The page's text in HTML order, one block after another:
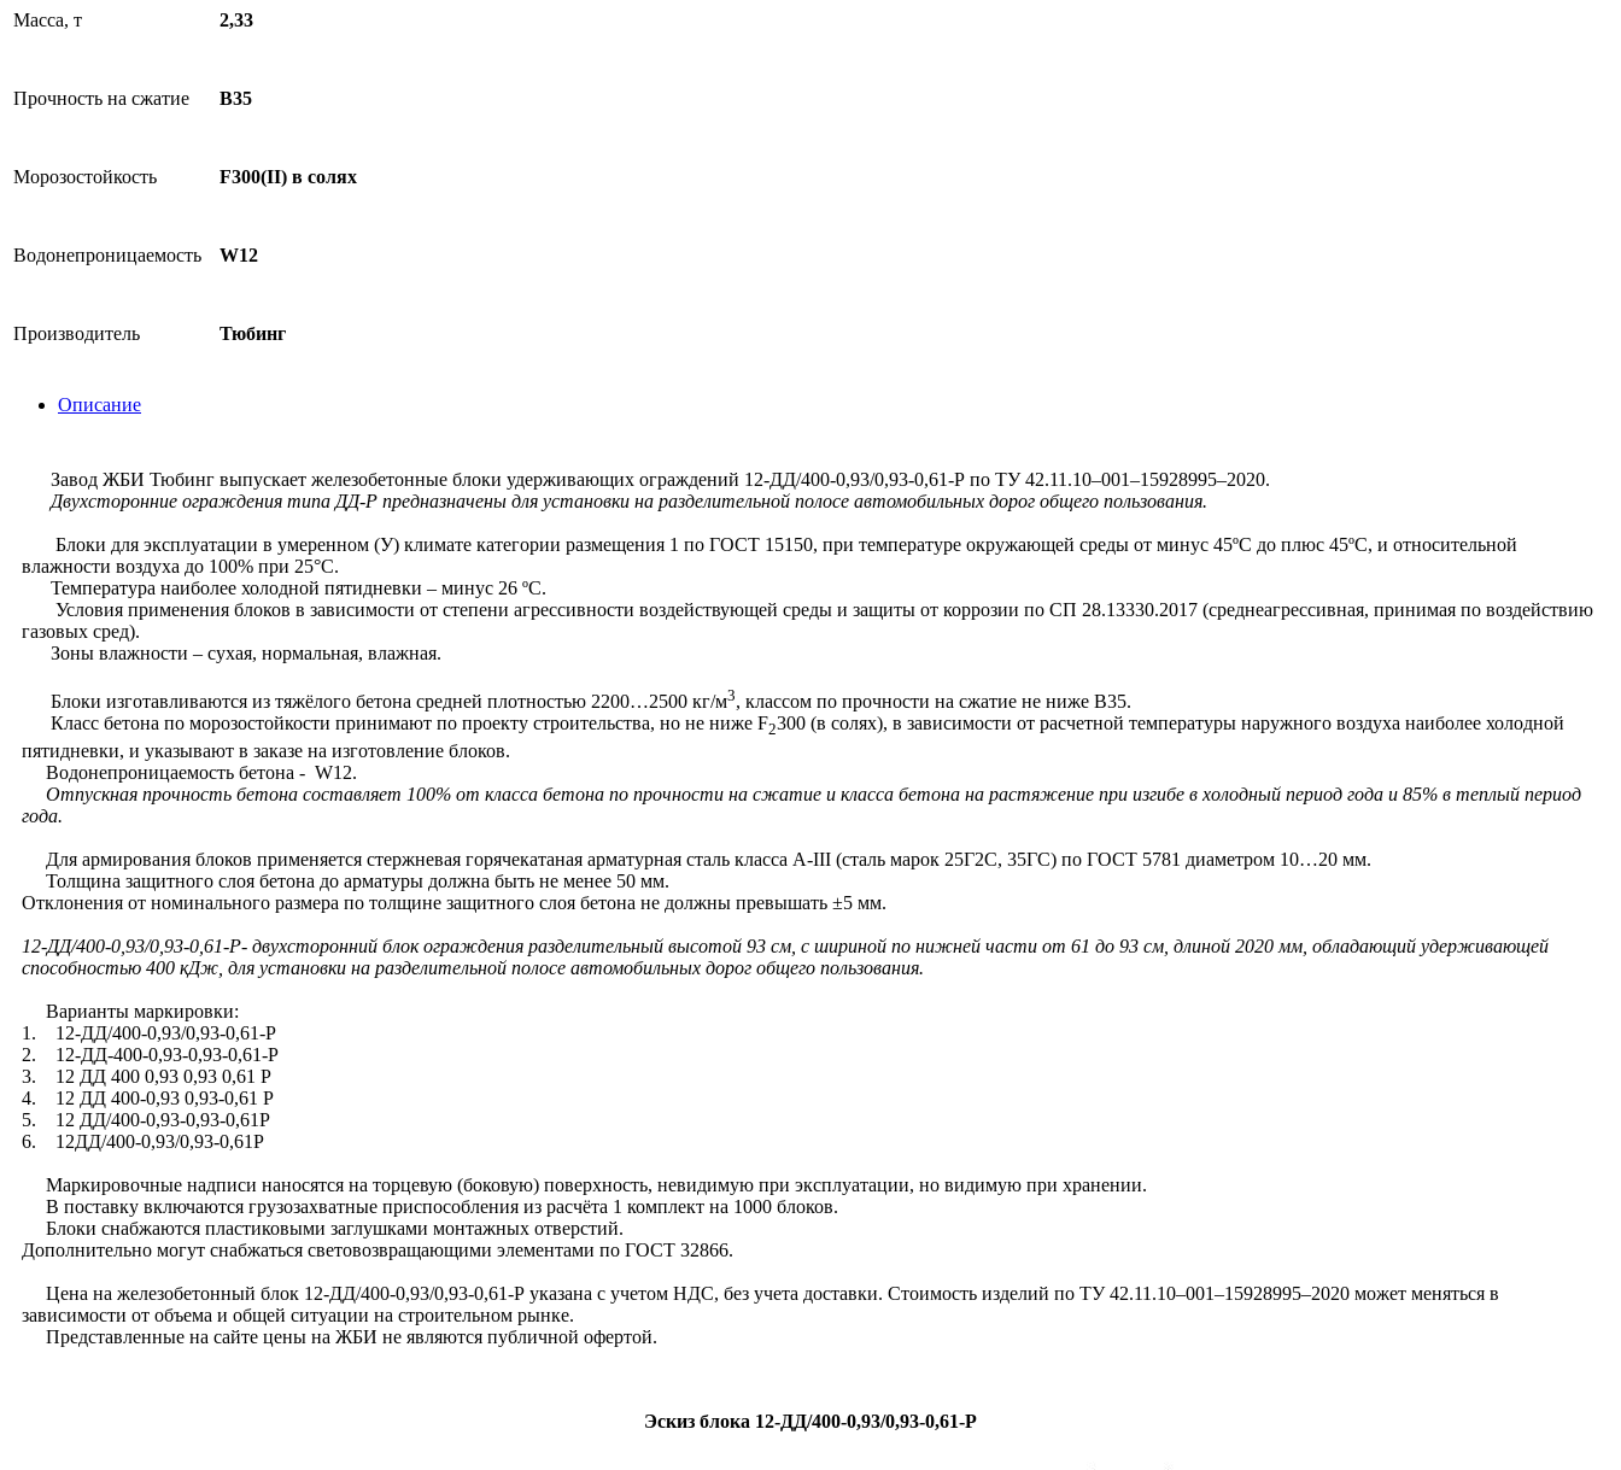
Масса, т 2,33
Прочность на сжатие B35
Морозостойкость F300(II) в солях
Водонепроницаемость W12
Производитель Тюбинг
Описание
Завод ЖБИ Тюбинг выпускает железобетонные блоки удерживающих ограждений 12-ДД/400-0,93/0,93-0,61-Р по ТУ 42.11.10–001–15928995–2020.
Двухсторонние ограждения типа ДД-Р предназначены для установки на разделительной полосе автомобильных дорог общего пользования.
Блоки для эксплуатации в умеренном (У) климате категории размещения 1 по ГОСТ 15150, при температуре окружающей среды от минус 45ºC до плюс 45ºС, и относительной
влажности воздуха до 100% при 25°С.
Температура наиболее холодной пятидневки – минус 26 ºС.
Условия применения блоков в зависимости от степени агрессивности воздействующей среды и защиты от коррозии по СП 28.13330.2017 (среднеагрессивная, принимая по воздействию
газовых сред).
Зоны влажности – сухая, нормальная, влажная.
Блоки изготавливаются из тяжёлого бетона средней плотностью 2200…2500 кг/м3, классом по прочности на сжатие не ниже В35.
Класс бетона по морозостойкости принимают по проекту строительства, но не ниже F2300 (в солях), в зависимости от расчетной температуры наружного воздуха наиболее холодной
пятидневки, и указывают в заказе на изготовление блоков.
Водонепроницаемость бетона - W12.
Отпускная прочность бетона составляет 100% от класса бетона по прочности на сжатие и класса бетона на растяжение при изгибе в холодный период года и 85% в теплый период
года.
Для армирования блоков применяется стержневая горячекатаная арматурная сталь класса А-III (сталь марок 25Г2С, 35ГС) по ГОСТ 5781 диаметром 10…20 мм.
Толщина защитного слоя бетона до арматуры должна быть не менее 50 мм.
Отклонения от номинального размера по толщине защитного слоя бетона не должны превышать ±5 мм.
12-ДД/400-0,93/0,93-0,61-Р- двухсторонний блок ограждения разделительный высотой 93 см, с шириной по нижней части от 61 до 93 см, длиной 2020 мм, обладающий удерживающей
способностью 400 кДж, для установки на разделительной полосе автомобильных дорог общего пользования.
Варианты маркировки:
1. 12-ДД/400-0,93/0,93-0,61-Р
2. 12-ДД-400-0,93-0,93-0,61-Р
3. 12 ДД 400 0,93 0,93 0,61 Р
4. 12 ДД 400-0,93 0,93-0,61 Р
5. 12 ДД/400-0,93-0,93-0,61Р
6. 12ДД/400-0,93/0,93-0,61Р
Маркировочные надписи наносятся на торцевую (боковую) поверхность, невидимую при эксплуатации, но видимую при хранении.
В поставку включаются грузозахватные приспособления из расчёта 1 комплект на 1000 блоков.
Блоки снабжаются пластиковыми заглушками монтажных отверстий.
Дополнительно могут снабжаться световозвращающими элементами по ГОСТ 32866.
Цена на железобетонный блок 12-ДД/400-0,93/0,93-0,61-Р указана с учетом НДС, без учета доставки. Стоимость изделий по ТУ 42.11.10–001–15928995–2020 может меняться в
зависимости от объема и общей ситуации на строительном рынке.
Представленные на сайте цены на ЖБИ не являются публичной офертой.
Эскиз блока 12-ДД/400-0,93/0,93-0,61-Р